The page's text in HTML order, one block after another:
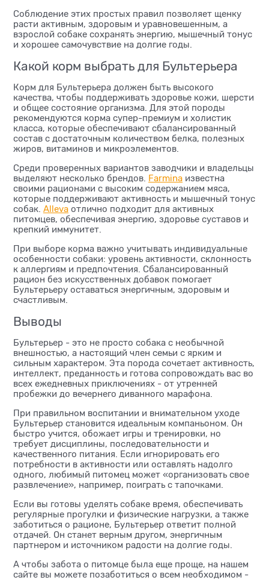
Соблюдение этих простых правил позволяет щенку
расти активным, здоровым и уравновешенным, а
взрослой собаке сохранять энергию, мышечный тонус
и хорошее самочувствие на долгие годы.
Какой корм выбрать для Бультерьера
Корм для Бультерьера должен быть высокого
качества, чтобы поддерживать здоровье кожи, шерсти
и общее состояние организма. Для этой породы
рекомендуются корма супер-премиум и холистик
класса, которые обеспечивают сбалансированный
состав с достаточным количеством белка, полезных
жиров, витаминов и микроэлементов.
Среди проверенных вариантов заводчики и владельцы
выделяют несколько брендов.
Farmina известна
своими рационами с высоким содержанием мяса,
которые поддерживают активность и мышечный тонус
собак. Alleva отлично подходит для активных
питомцев, обеспечивая энергию, здоровье суставов и
крепкий иммунитет.
При выборе корма важно учитывать индивидуальные
особенности собаки: уровень активности, склонность
к аллергиям и предпочтения. Сбалансированный
рацион без искусственных добавок помогает
Бультерьеру оставаться энергичным, здоровым и
счастливым.
Выводы
Бультерьер - это не просто собака с необычной
внешностью, а настоящий член семьи с ярким и
сильным характером. Эта порода сочетает активность,
интеллект, преданность и готова сопровождать вас во
всех ежедневных приключениях - от утренней
пробежки до вечернего диванного марафона.
При правильном воспитании и внимательном уходе
Бультерьер становится идеальным компаньоном. Он
быстро учится, обожает игры и тренировки, но
требует дисциплины, последовательности и
качественного питания. Если игнорировать его
потребности в активности или оставлять надолго
одного, любимый питомец может «организовать свое
развлечение», например, поиграть с тапочками.
Если вы готовы уделять собаке время, обеспечивать
регулярные прогулки и физические нагрузки, а также
заботиться о рационе, Бультерьер ответит полной
отдачей. Он станет верным другом, энергичным
партнером и источником радости на долгие годы.
А чтобы забота о питомце была еще проще, на нашем
сайте вы можете позаботиться о всем необходимом -